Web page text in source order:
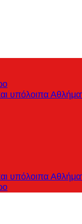
υπόλοιπα
υπόλοιπα